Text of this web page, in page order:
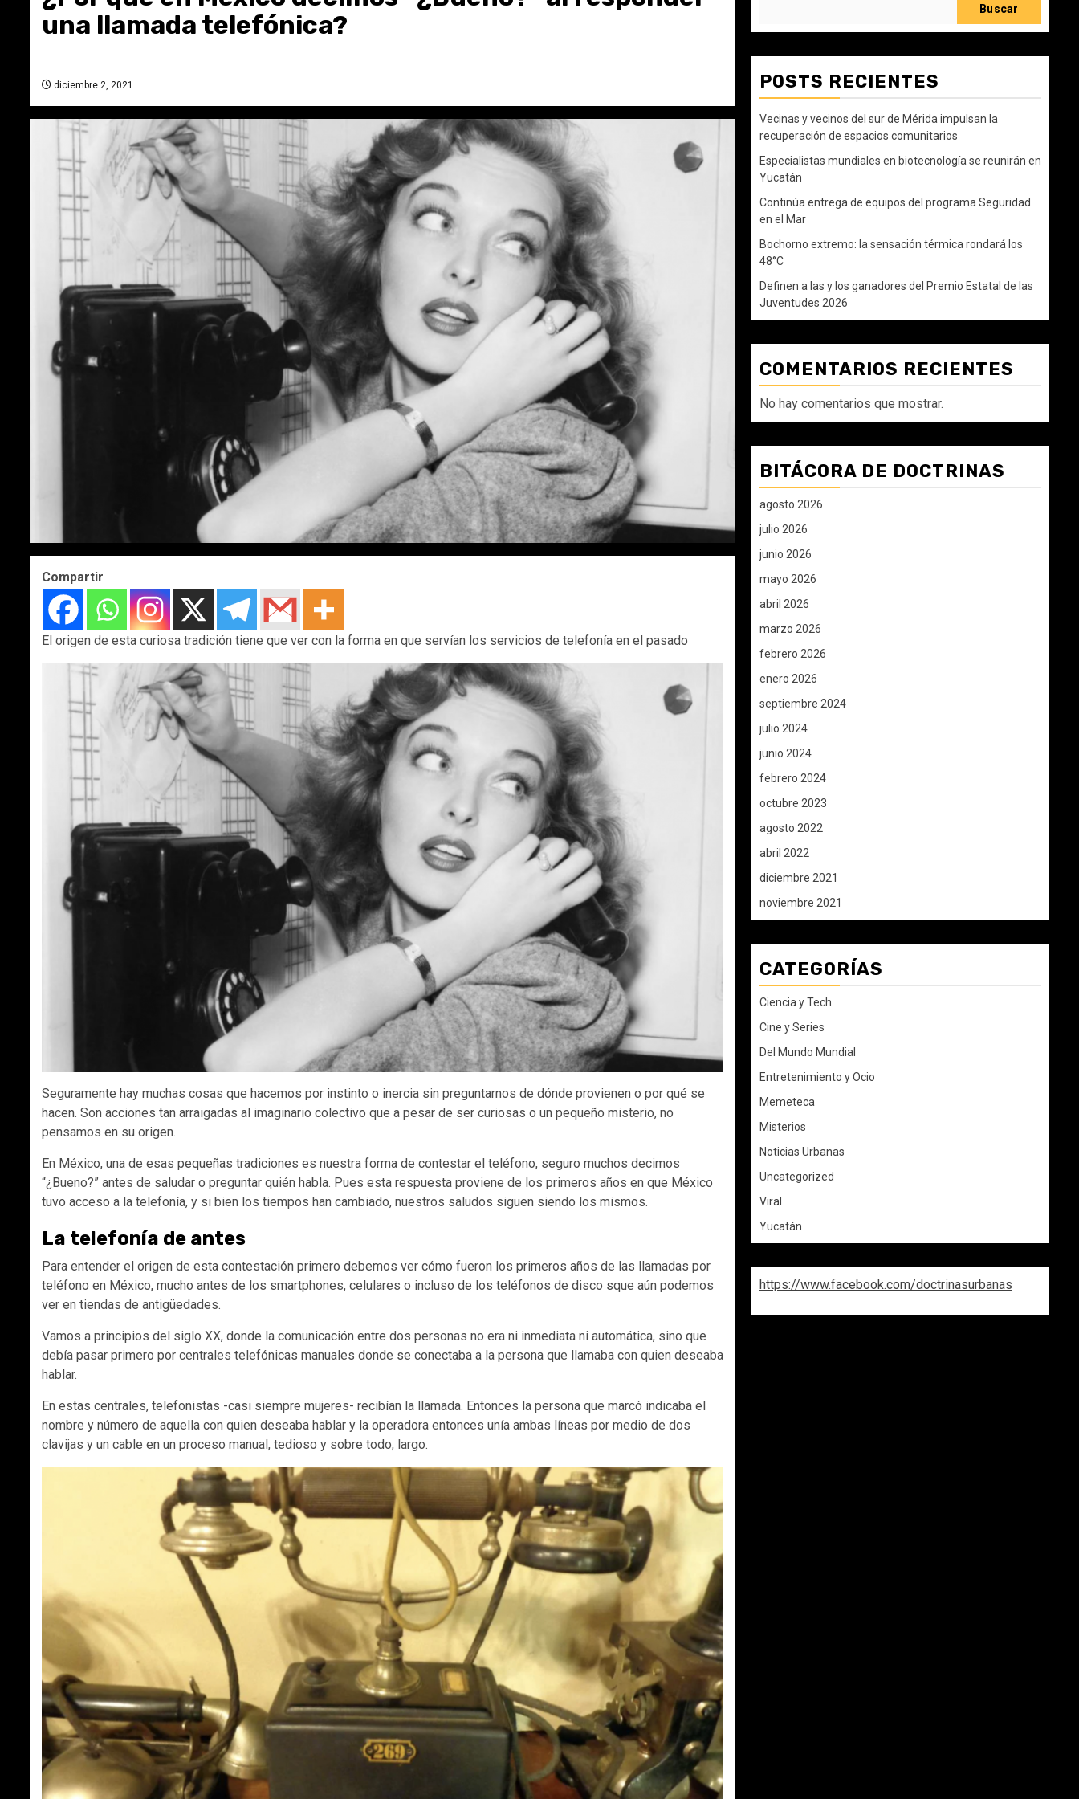
una llamada telefónica?
diciembre 2, 2021
Compartir
El origen de esta curiosa tradición tiene que ver con la forma en que servían los servicios de telefonía en el pasado
Seguramente hay muchas cosas que hacemos por instinto o inercia sin preguntarnos de dónde provienen o por qué se
hacen. Son acciones tan arraigadas al imaginario colectivo que a pesar de ser curiosas o un pequeño misterio, no
pensamos en su origen.
En México, una de esas pequeñas tradiciones es nuestra forma de contestar el teléfono, seguro muchos decimos
“¿Bueno?” antes de saludar o preguntar quién habla. Pues esta respuesta proviene de los primeros años en que México
tuvo acceso a la telefonía, y si bien los tiempos han cambiado, nuestros saludos siguen siendo los mismos.
La telefonía de antes
Para entender el origen de esta contestación primero debemos ver cómo fueron los primeros años de las llamadas por
teléfono en México, mucho antes de los smartphones, celulares o incluso de los teléfonos de disco sque aún podemos
ver en tiendas de antigüedades.
Vamos a principios del siglo XX, donde la comunicación entre dos personas no era ni inmediata ni automática, sino que
debía pasar primero por centrales telefónicas manuales donde se conectaba a la persona que llamaba con quien deseaba
hablar.
En estas centrales, telefonistas -casi siempre mujeres- recibían la llamada. Entonces la persona que marcó indicaba el
nombre y número de aquella con quien deseaba hablar y la operadora entonces unía ambas líneas por medio de dos
clavijas y un cable en un proceso manual, tedioso y sobre todo, largo.
Buscar
POSTS RECIENTES
Vecinas y vecinos del sur de Mérida impulsan la
recuperación de espacios comunitarios
Especialistas mundiales en biotecnología se reunirán en
Yucatán
Continúa entrega de equipos del programa Seguridad
en el Mar
Bochorno extremo: la sensación térmica rondará los
48°C
Definen a las y los ganadores del Premio Estatal de las
Juventudes 2026
COMENTARIOS RECIENTES
No hay comentarios que mostrar.
BITÁCORA DE DOCTRINAS
agosto 2026
julio 2026
junio 2026
mayo 2026
abril 2026
marzo 2026
febrero 2026
enero 2026
septiembre 2024
julio 2024
junio 2024
febrero 2024
octubre 2023
agosto 2022
abril 2022
diciembre 2021
noviembre 2021
CATEGORÍAS
Ciencia y Tech
Cine y Series
Del Mundo Mundial
Entretenimiento y Ocio
Memeteca
Misterios
Noticias Urbanas
Uncategorized
Viral
Yucatán
https://www.facebook.com/doctrinasurbanas